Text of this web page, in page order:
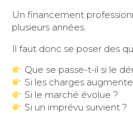
Un financement
plusieurs années.
Il faut donc se poser des
Que se passe-t-il si le
Si les charges
Si le marché évolue ?
Si un imprévu survient ?